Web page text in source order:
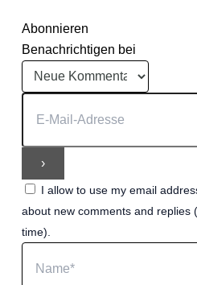
Abonnieren
Benachrichtigen bei
I allow to use my email
about new comments and replies
time).